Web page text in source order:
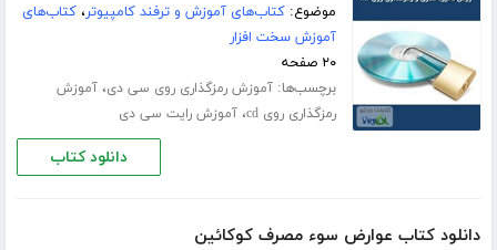
موضوع:کتاب‌های آموزش و ترفند کامپیوتر،کتاب‌های
آموزش سخت افزار
۲۰ صفحه
برچسب‌ها:آموزش رمزگذاری روی سی دی،آموزش
رمزگذاری روی cd
،آموزش رایت سی دی
دانلود کتاب
دانلود کتاب عوارض سوء مصرف کوکائین